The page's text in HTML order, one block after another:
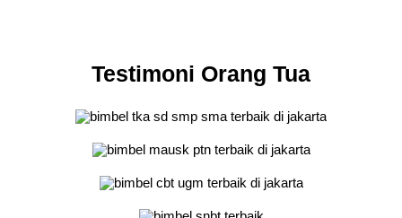
Testimoni Orang Tua